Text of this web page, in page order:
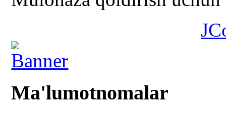
Ma'lumotnomalar